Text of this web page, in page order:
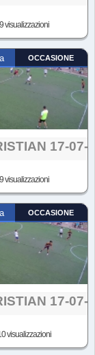
visualizzazioni
OCCASIONE
17-07-
visualizzazioni
OCCASIONE
17-07-
visualizzazioni